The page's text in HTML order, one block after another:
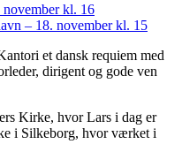
kl. 16
– 18. november kl. 15
et dansk requiem med
dirigent og gode ven
Kirke, hvor Lars i dag er
i Silkeborg, hvor værket i